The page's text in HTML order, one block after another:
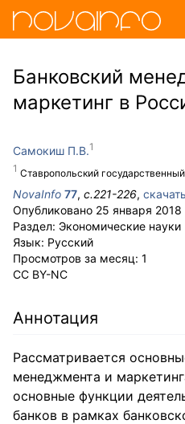
Банковский
маркетинг в
Самокиш П.В.
Ставропольский
NovaInfo 77, с.221-226,
Опубликовано 25 января 2018
Раздел: Экономические науки
Язык: Русский
Просмотров за месяц: 1
CC BY-NC
Аннотация
Рассматривается
менеджмента и
основные функции
банков в рамках